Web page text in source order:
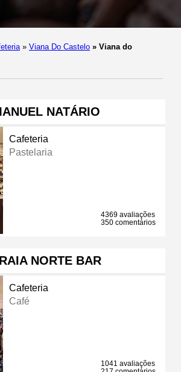
» Viana Do Castelo » Viana do
NATÁRIO
Cafeteria
Pastelaria
4369 avaliações
350 comentários
NORTE BAR
Cafeteria
Café
1041 avaliações